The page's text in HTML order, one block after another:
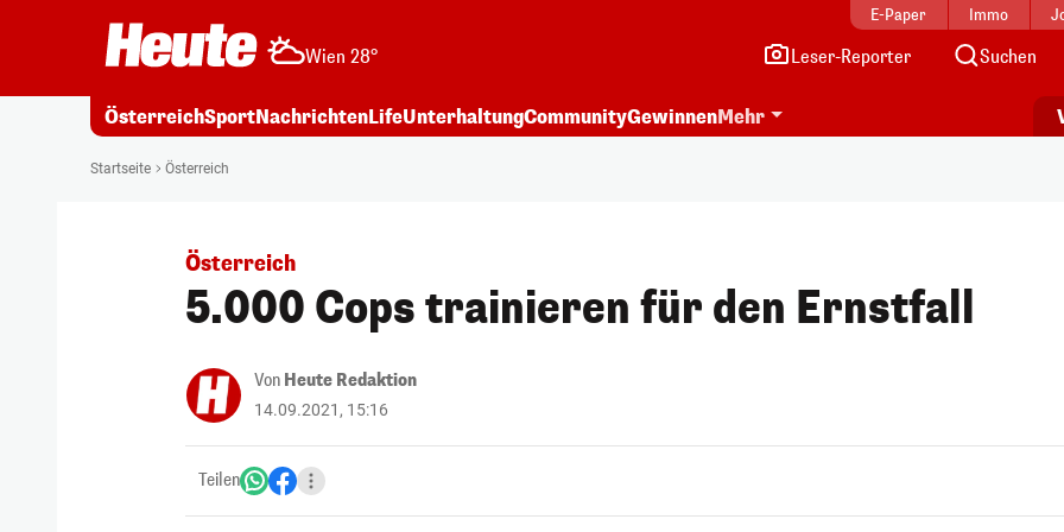
E-Paper Immo
Wien 28° Leser-Reporter Suchen
ÖsterreichSportNachrichtenLifeUnterhaltungCommunityGewinnenMehr
Startseite Österreich
Österreich
5.000 Cops trainieren für den Ernstfall
Von Heute Redaktion
14.09.2021, 15:16
Teilen